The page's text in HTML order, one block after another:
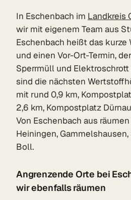
In Eschenbach im Landkreis
wir mit eigenem Team aus
Eschenbach heißt das kurze
und einen Vor-Ort-Termin,
Sperrmüll und Elektroschrott
sind die nächsten
mit rund 0,9 km,
2,6 km, Kompostplatz
Von Eschenbach aus
Heiningen, Gammelshausen,
Boll.
Angrenzende Orte bei
wir ebenfalls räumen